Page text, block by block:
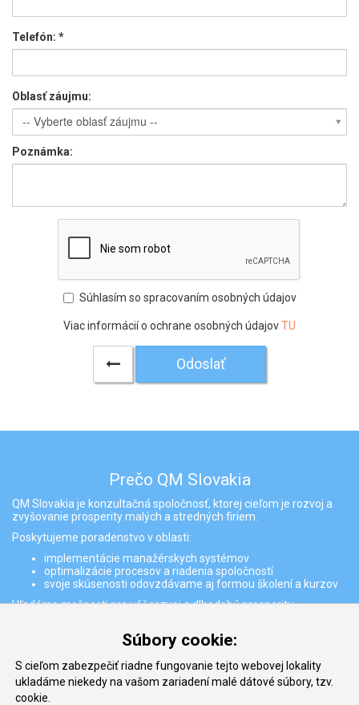
Telefón: *
Oblasť záujmu:
-- Vyberte oblasť záujmu --
Poznámka:
Súhlasím so spracovaním osobných údajov
Viac informácií o ochrane osobných údajovTU
Odoslať
Súbory cookie:
S cieľom zabezpečiť riadne fungovanie tejto webovej lokality
ukladáme niekedy na vašom zariadení malé dátové súbory, tzv.
cookie.
Prečo QM Slovakia
QM Slovakia je konzultačná spoločnosť, ktorej cieľom je rozvoj a
zvyšovanie prosperity malých a stredných firiem.
Poskytujeme poradenstvo v oblasti:
implementácie manažérskych systémov
optimalizácie procesov a riadenia spoločností
svoje skúsenosti odovzdávame aj formou školení a kurzov
Hľadáme možnosti pre váš rozvoj a dlhodobú prosperitu
Partneri